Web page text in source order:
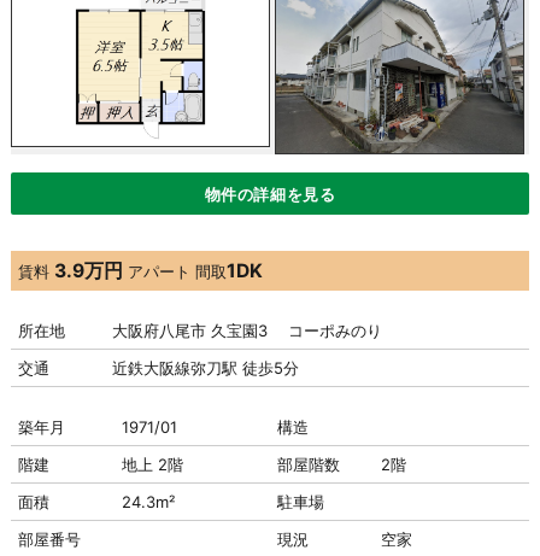
物件の詳細を見る
賃料 3.9万円 アパート 間取1DK
所在地
大阪府八尾市 久宝園3 コーポみのり
交通
近鉄大阪線弥刀駅 徒歩5分
築年月 1971/01
構造
階建
地上 2階 部屋階数
2階
面積
24.3m²
駐車場
部屋番号
現況
空家